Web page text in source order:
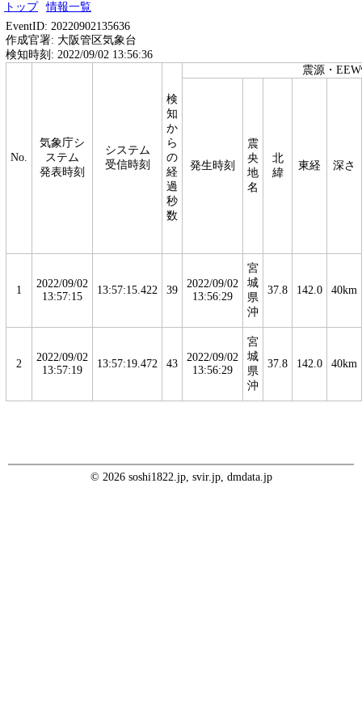
トップ
情報一覧
EventID: 20220902135636
作成官署: 大阪管区気象台
検知時刻: 2022/09/02 13:56:36
No.
気象庁シ
ステム
発表時刻
システム
受信時刻
検
知
か
ら
の
経
過
秒
数
震源・
発生時刻
震
央
地
名
北
緯
東経 深さ
1
2022/09/02
13:57:15
13:57:15.422 39
2022/09/02
13:56:29
宮
城
県
沖
37.8 142.0 40km
2
2022/09/02
13:57:19
13:57:19.472 43
2022/09/02
13:56:29
宮
城
県
沖
37.8 142.0 40km
© 2026 soshi1822.jp, svir.jp, dmdata.jp